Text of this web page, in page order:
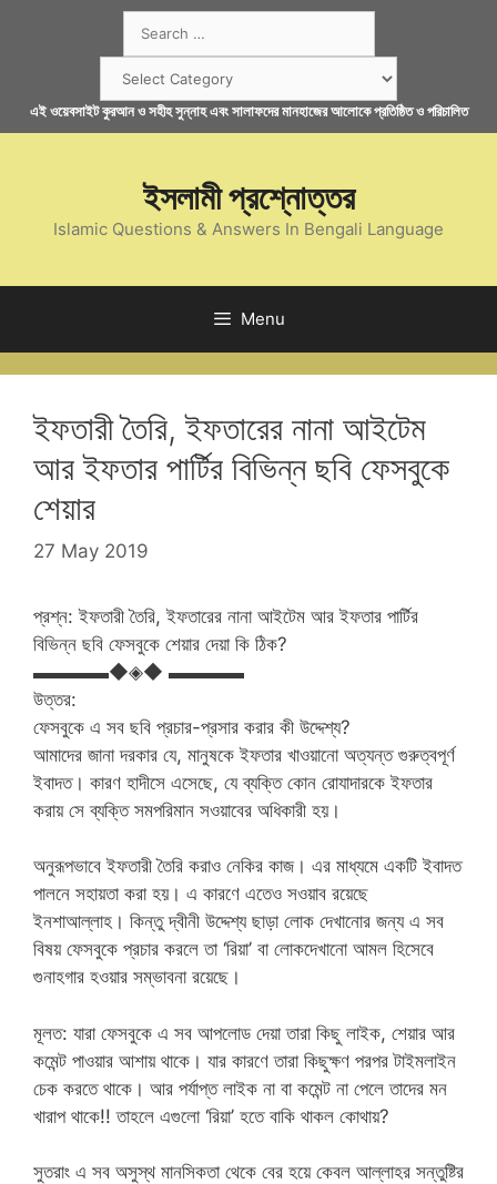
for:
এই ওয়েবসাইট কুরআন ও সহীহ সুন্নাহ এবং সালাফদের মানহাজের আলোকে প্রতিষ্ঠিত ও পরিচালিত
ইসলামী প্রশ্নোত্তর
Islamic Questions & Answers In Bengali Language
Menu
ইফতারী তৈরি, ইফতারের নানা আইটেম
আর ইফতার পার্টির বিভিন্ন ছবি ফেসবুকে
শেয়ার
27 May 2019
প্রশ্ন: ইফতারী তৈরি, ইফতারের নানা আইটেম আর ইফতার পার্টির
বিভিন্ন ছবি ফেসবুকে শেয়ার দেয়া কি ঠিক?
▬▬▬▬◆◈◆ ▬▬▬▬
উত্তর:
ফেসবুকে এ সব ছবি প্রচার-প্রসার করার কী উদ্দেশ্য?
আমাদের জানা দরকার যে, মানুষকে ইফতার খাওয়ানো অত্যন্ত গুরুত্বপূর্ণ
ইবাদত। কারণ হাদীসে এসেছে, যে ব্যক্তি কোন রোযাদারকে ইফতার
করায় সে ব্যক্তি সমপরিমান সওয়াবের অধিকারী হয়।
অনুরূপভাবে ইফতারী তৈরি করাও নেকির কাজ। এর মাধ্যমে একটি ইবাদত
পালনে সহায়তা করা হয়। এ কারণে এতেও সওয়াব রয়েছে
ইনশাআল্লাহ। কিন্তু দ্বীনী উদ্দেশ্য ছাড়া লোক দেখানোর জন্য এ সব
বিষয় ফেসবুকে প্রচার করলে তা ‘রিয়া’ বা লোকদেখানো আমল হিসেবে
গুনাহগার হওয়ার সম্ভাবনা রয়েছে।
মূলত: যারা ফেসবুকে এ সব আপলোড দেয়া তারা কিছু লাইক, শেয়ার আর
কমেন্ট পাওয়ার আশায় থাকে। যার কারণে তারা কিছুক্ষণ পরপর টাইমলাইন
চেক করতে থাকে। আর পর্যাপ্ত লাইক না বা কমেন্ট না পেলে তাদের মন
খারাপ থাকে!! তাহলে এগুলো ‘রিয়া’ হতে বাকি থাকল কোথায়?
সুতরাং এ সব অসুস্থ মানসিকতা থেকে বের হয়ে কেবল আল্লাহর সন্তুষ্টির